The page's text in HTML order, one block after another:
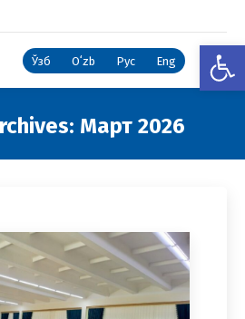
Ўзб Oʻzb Рус Eng
Март 2026